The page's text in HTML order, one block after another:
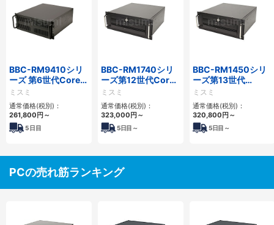
BBC-RM9410シリ
ーズ 第6世代Core対
応ラックマウント
FAPC 3PCI・3PCIe
ミスミ
通常価格(税別)：
261,800円～
5日目
BBC-RM1740シリ
ーズ第12世代Core
省スペースラックマ
ウントFAPC4PCI・
3PCIe
ミスミ
通常価格(税別)：
323,000円～
5日目～
BBC-RM1450シリ
ーズ第13世代
Core・12世代
Celeron対応ラック
マウント4PCIe
ミスミ
通常価格(税別)：
320,800円～
5日目～
PCの売れ筋ランキング